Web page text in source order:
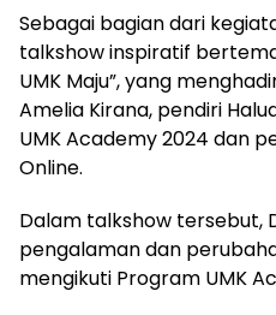
Sebagai bagian dari
talkshow inspiratif
UMK Maju”, yang
Amelia Kirana, pendiri
UMK Academy 2024 dan
Online.
Dalam talkshow tersebut,
pengalaman dan
mengikuti Program UMK